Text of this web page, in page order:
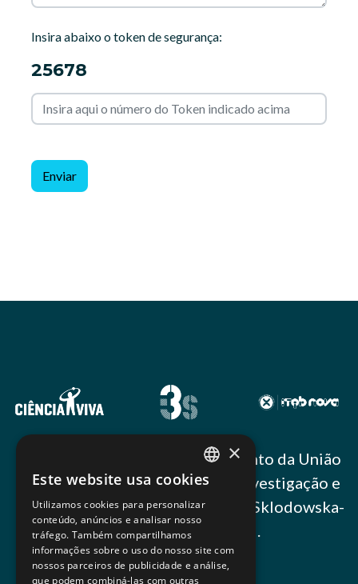
Insira abaixo o token de segurança:
25678
Enviar
Este projeto recebeu financiamento da União
Europeia através Programa de Investigação e
Inovação Horizonte 2020, Marie Sklodowska-
Curie, GA 101036079.
PORTUGUESE
ENGLISH
×
Este website usa cookies
Utilizamos cookies para personalizar
conteúdo, anúncios e analisar nosso
tráfego. Também compartilhamos
informações sobre o uso do nosso site com
nossos parceiros de publicidade e análise,
que podem combiná-las com outras